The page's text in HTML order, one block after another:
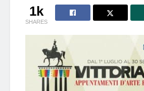
1k
SHARES